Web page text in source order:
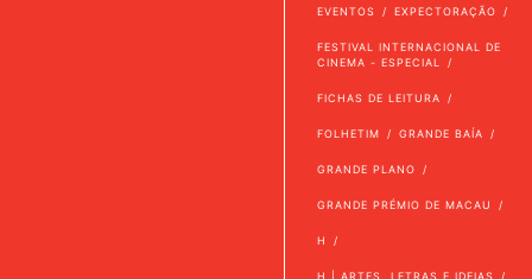
EVENTOS EXPECTORAÇÃO
FESTIVAL INTERNACIONAL DE
CINEMA - ESPECIAL
FICHAS DE LEITURA
FOLHETIM GRANDE BAÍA
GRANDE PLANO
GRANDE PRÉMIO DE MACAU
H
H | ARTES, LETRAS E IDEIAS